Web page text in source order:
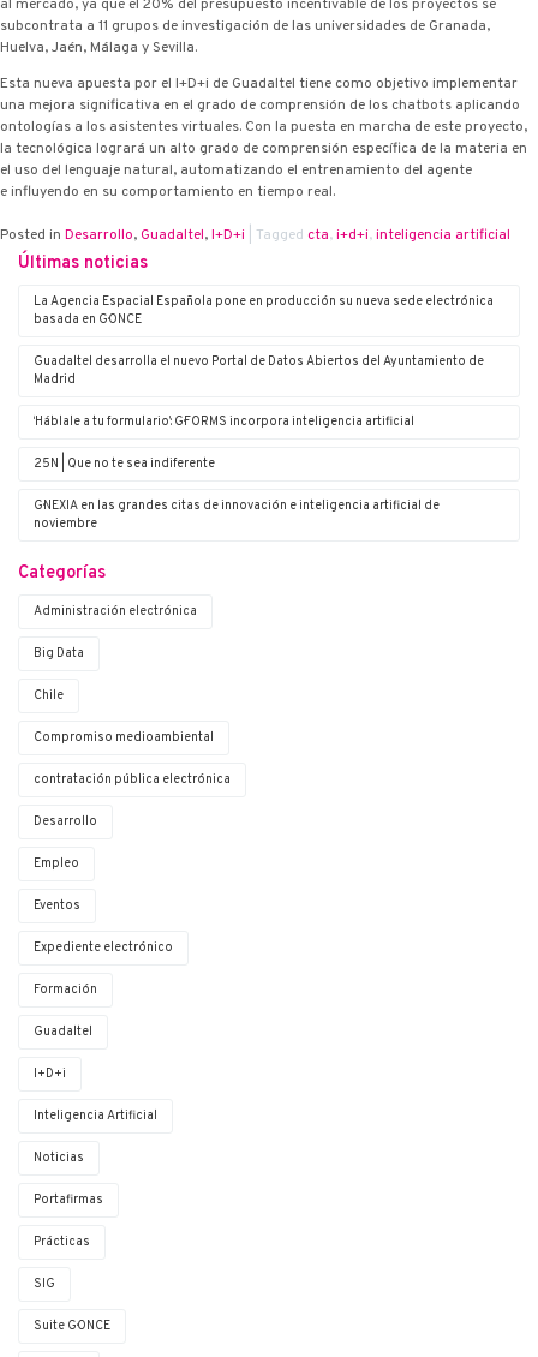
al mercado, ya que el 20% del presupuesto incentivable de los proyectos se
subcontrata a 11 grupos de investigación de las universidades de Granada,
Huelva, Jaén, Málaga y Sevilla.
Esta nueva apuesta por el I+D+i de Guadaltel tiene como objetivo implementar
una mejora significativa en el grado de comprensión de los chatbots aplicando
ontologías a los asistentes virtuales. Con la puesta en marcha de este proyecto,
la tecnológica logrará un alto grado de comprensión específica de la materia en
el uso del lenguaje natural, automatizando el entrenamiento del agente
e influyendo en su comportamiento en tiempo real.
Posted in Desarrollo, Guadaltel,I+D+i Tagged cta,i+d+i,inteligencia artificial
Últimas noticias
La Agencia Espacial Española pone en producción su nueva sede electrónica
basada en G·ONCE
Guadaltel desarrolla el nuevo Portal de Datos Abiertos del Ayuntamiento de
Madrid
‘Háblale a tu formulario’: G·FORMS incorpora inteligencia artificial
25N | Que no te sea indiferente
G·NEXIA en las grandes citas de innovación e inteligencia artificial de
noviembre
Categorías
Administración electrónica
Big Data
Chile
Compromiso medioambiental
contratación pública electrónica
Desarrollo
Empleo
Eventos
Expediente electrónico
Formación
Guadaltel
I+D+i
Inteligencia Artificial
Noticias
Portafirmas
Prácticas
SIG
Suite G·ONCE